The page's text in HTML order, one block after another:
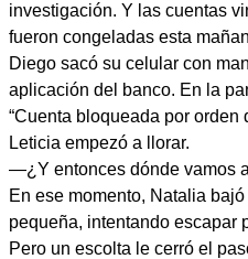
investigación. Y las cuentas
fueron congeladas esta
Diego sacó su celular con
aplicación del banco. En la
“Cuenta bloqueada por orden
Leticia empezó a llorar.
—¿Y entonces dónde vamos
En ese momento, Natalia
pequeña, intentando escapar
Pero un escolta le cerró el